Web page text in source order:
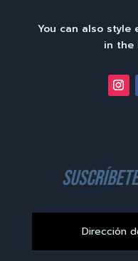
You can also
in the